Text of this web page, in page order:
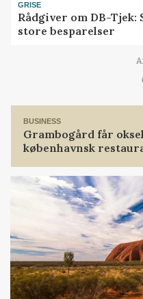
GRISE
Rådgiver om DB-
store besparelser
BUSINESS
Grambogård får
københavnsk